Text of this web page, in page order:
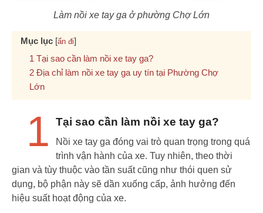
Làm nồi xe tay ga ở phường Chợ Lớn
Mục lục [ẩn đi]
Tại sao cần làm nồi xe tay ga?
Địa chỉ làm nồi xe tay ga uy tín tại Phường Chợ
Lớn
1 Tại sao cần làm nồi xe tay ga?
Nồi xe tay ga đóng vai trò quan trọng trong quá
trình vận hành của xe. Tuy nhiên, theo thời
gian và tùy thuộc vào tần suất cũng như thói quen sử
dụng, bộ phận này sẽ dần xuống cấp, ảnh hưởng đến
hiệu suất hoạt động của xe.